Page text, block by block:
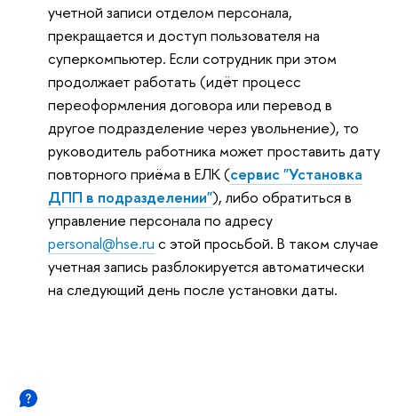
учетной записи отделом персонала,
прекращается и доступ пользователя на
суперкомпьютер. Если сотрудник при этом
продолжает работать (идёт процесс
переоформления договора или перевод в
другое подразделение через увольнение), то
руководитель работника может проставить дату
повторного приёма в ЕЛК (сервис "Установка
ДПП в подразделении"), либо обратиться в
управление персонала по адресу
personal@hse.ru с этой просьбой. В таком случае
учетная запись разблокируется автоматически
на следующий день после установки даты.